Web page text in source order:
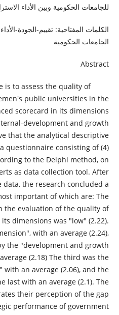
للجامعات الحكومية وبين الأداء
الكلمات المفتاحية: تقييم-الجودة-
الجامعات الحكومية
Abstract
is to assess the quality of
public universities in the
scorecard in its dimensions
development and growth
that the analytical descriptive
questionnaire consisting of (4)
to the Delphi method, on
as data collection tool. After
the research concluded a
important of which are: The
the evaluation of the quality of
dimensions was "low" (2.22).
with an average (2.24),
the "development and growth
(2.18) The third was the
an average (2.06), and the
last with an average (2.1). The
their perception of the gap
performance of government